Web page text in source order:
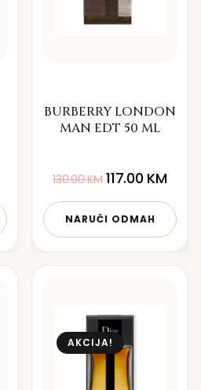
BURBERRY LONDON
MAN EDT 50 ML
130.00KM 117.00 KM
NARUČI ODMAH
AKCIJA!